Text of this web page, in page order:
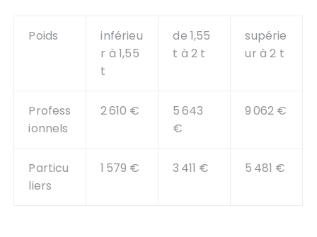
Poids
inférieu
r à 1,55
t
de 1,55
t à 2 t
supérie
ur à 2 t
Profess
ionnels
2 610 €
5 643
€
9 062 €
Particu
liers
1 579 € 3 411 € 5 481 €